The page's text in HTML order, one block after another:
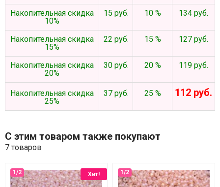
Накопительная скидка
10%
15 руб. 10 % 134 руб.
Накопительная скидка
15%
22 руб. 15 % 127 руб.
Накопительная скидка
20%
30 руб. 20 % 119 руб.
Накопительная скидка
25%
37 руб. 25 % 112 руб.
С этим товаром также покупают
7 товаров
Хит!